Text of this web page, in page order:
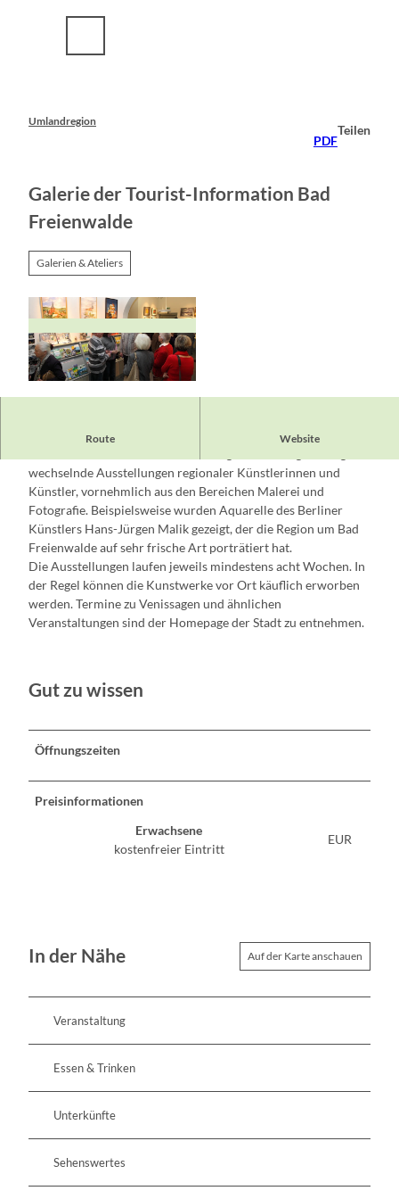
Umlandregion
PDF
Teilen
Galerie der Tourist-Information Bad
Freienwalde
Galerien & Ateliers
Route Website
Die Galerie befindet sich in den Räumen der Tourist-
wechselnde Ausstellungen regionaler Künstlerinnen und
Künstler, vornehmlich aus den Bereichen Malerei und
Fotografie. Beispielsweise wurden Aquarelle des Berliner
Künstlers Hans-Jürgen Malik gezeigt, der die Region um Bad
Freienwalde auf sehr frische Art porträtiert hat.
Die Ausstellungen laufen jeweils mindestens acht Wochen. In
der Regel können die Kunstwerke vor Ort käuflich erworben
werden. Termine zu Venissagen und ähnlichen
Veranstaltungen sind der Homepage der Stadt zu entnehmen.
Gut zu wissen
Öffnungszeiten
Preisinformationen
Erwachsene
kostenfreier Eintritt
EUR
In der Nähe Auf der Karte anschauen
Veranstaltung
Essen & Trinken
Unterkünfte
Sehenswertes